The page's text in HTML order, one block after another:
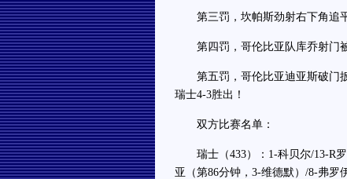
第三罚，坎帕斯劲射右下角追平
第四罚，哥伦比亚队库乔射门被
第五罚，哥伦比亚迪亚斯破门扳
瑞士4-3胜出！
双方比赛名单：
瑞士（433）：1-科贝尔/13-R罗
亚（第86分钟，3-维德默）/8-弗罗